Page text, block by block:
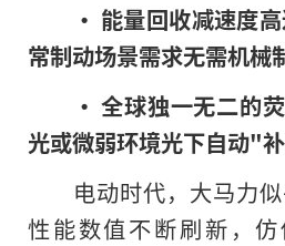
• 能量回收减速度
常制动场景需求无需机械
• 全球独一无二的
光或微弱环境光下自动"
电动时代，大马力
性能数值不断刷新，